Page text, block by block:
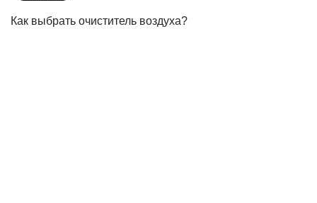
Как выбрать очиститель воздуха?